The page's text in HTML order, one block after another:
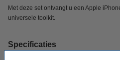
Met deze set ontvangt u een Apple
universele toolkit.
Specificaties